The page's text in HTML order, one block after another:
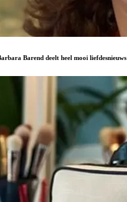
Barend deelt heel mooi liefdesnieuws